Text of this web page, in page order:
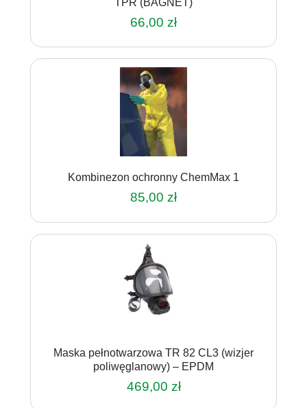
66,00 zł
produkt
ma
wiele
wariantów.
Opcje
można
wybrać
stronie
produktu
Kombinezon ochronny ChemMax 1
85,00 zł
produkt
wiele
wariantów.
Opcje
można
stronie
produktu
Maska pełnotwarzowa TR 82 CL3 (wizjer
poliwęglanowy) – EPDM
469,00 zł